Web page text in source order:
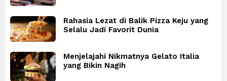
Rahasia Lezat di Balik Pizza Keju yang
Selalu Jadi Favorit Dunia
Menjelajahi Nikmatnya Gelato Italia
yang Bikin Nagih